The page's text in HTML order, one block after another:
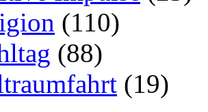
(110)
(88)
(19)